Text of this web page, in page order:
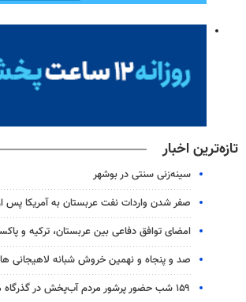
تازه‌ترین اخبار
سینه‌زنی سنتی در بوشهر
صفر شدن واردات نفت عربستان به آمریکا پس
امضای توافق دفاعی بین عربستان، ترکیه و
صد و پنجاه و نهمین خروش شبانه لاهیجانی ها
۱۵۹ شب حضور پرشور مردم آب‌پخش در گذرگاه مقاومت